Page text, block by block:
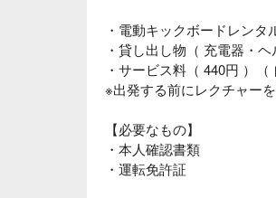
・電動キックボードレンタ
・貸し出し物（ 充電器・ヘ
・サービス料（ 440円 ）
※出発する前にレクチャー
【必要なもの】
・本人確認書類
・運転免許証